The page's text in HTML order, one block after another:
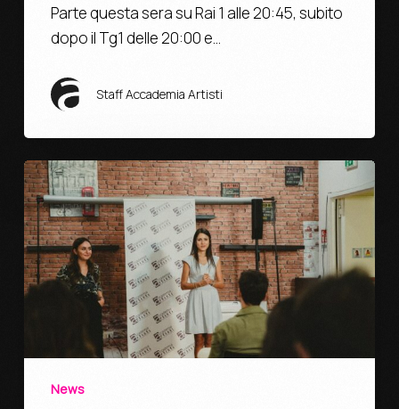
Parte questa sera su Rai 1 alle 20:45, subito
dopo il Tg1 delle 20:00 e…
Staff Accademia Artisti
News